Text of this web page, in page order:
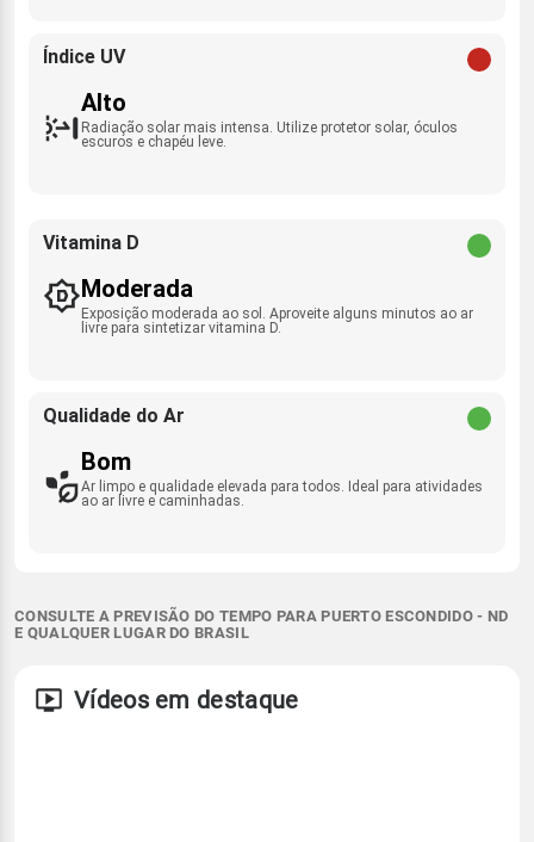
Índice UV
Alto
Radiação solar mais intensa. Utilize protetor solar, óculos
escuros e chapéu leve.
Vitamina D
Moderada
Exposição moderada ao sol. Aproveite alguns minutos ao ar
livre para sintetizar vitamina D.
Qualidade do Ar
Bom
Ar limpo e qualidade elevada para todos. Ideal para atividades
ao ar livre e caminhadas.
CONSULTE A PREVISÃO DO TEMPO PARA PUERTO ESCONDIDO - ND
E QUALQUER LUGAR DO BRASIL
Vídeos em destaque